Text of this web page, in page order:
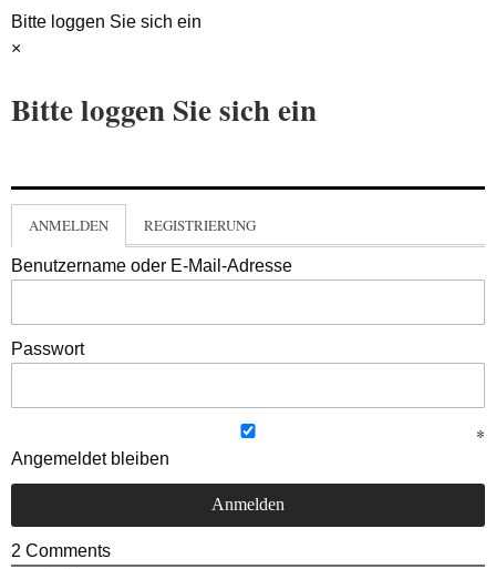
Bitte loggen Sie sich ein
×
Bitte loggen Sie sich ein
ANMELDEN REGISTRIERUNG
Benutzername oder E-Mail-Adresse
Passwort
Angemeldet bleiben
2 Comments